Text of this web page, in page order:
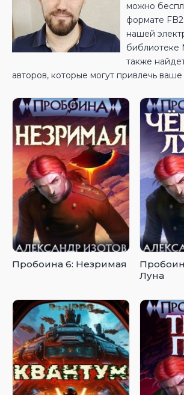
можно
формате
нашей
библиотеке
также
авторов, которые могут привлечь
Пробоина 6: Незримая
Луна